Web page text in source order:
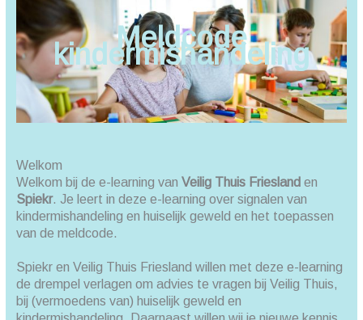
Meldcode
kindermishandeling
Welkom
Welkom bij de e-learning van Veilig Thuis Friesland en
Spiekr. Je leert in deze e-learning over signalen van
kindermishandeling en huiselijk geweld en het toepassen
van de meldcode.
Spiekr en Veilig Thuis Friesland willen met deze e-learning
de drempel verlagen om advies te vragen bij Veilig Thuis,
bij (vermoedens van) huiselijk geweld en